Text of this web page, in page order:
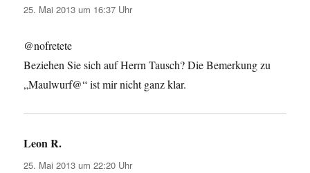
25. Mai 2013 um 16:37 Uhr
@nofretete
Beziehen Sie sich auf Herrn Tausch? Die Bemerkung zu
„Maulwurf@“ ist mir nicht ganz klar.
Leon R.
25. Mai 2013 um 22:20 Uhr